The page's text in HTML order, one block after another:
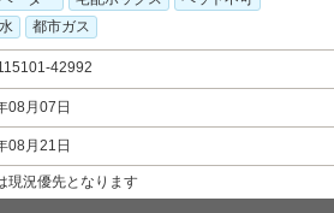
都市ガス
42992
08月07日
08月21日
現況優先となります